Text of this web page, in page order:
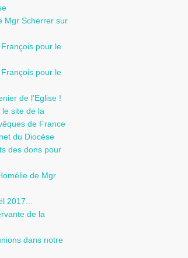
Mgr Scherrer sur
pour le
pour le
de l'Eglise !
site de la
de France
du Diocèse
des dons pour
de Mgr
2017...
de la
dans notre